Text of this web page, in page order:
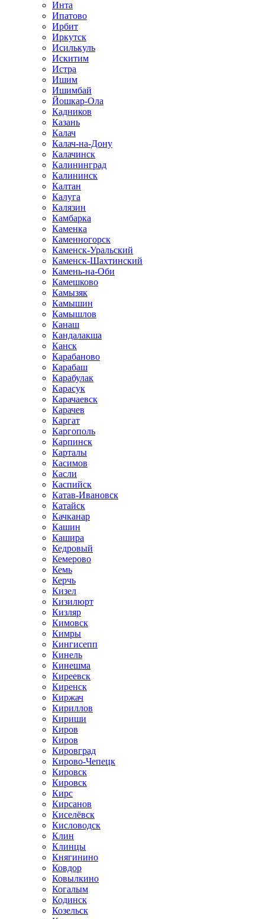
Инта
Ипатово
Ирбит
Иркутск
Исилькуль
Искитим
Истра
Ишим
Ишимбай
Йошкар-Ола
Кадников
Казань
Калач
Калач-на-Дону
Калачинск
Калининград
Калининск
Калтан
Калуга
Калязин
Камбарка
Каменка
Каменногорск
Каменск-Уральский
Каменск-Шахтинский
Камень-на-Оби
Камешково
Камызяк
Камышин
Камышлов
Канаш
Кандалакша
Канск
Карабаново
Карабаш
Карабулак
Карасук
Карачаевск
Карачев
Каргат
Каргополь
Карпинск
Карталы
Касимов
Касли
Каспийск
Катав-Ивановск
Катайск
Качканар
Кашин
Кашира
Кедровый
Кемерово
Кемь
Керчь
Кизел
Кизилюрт
Кизляр
Кимовск
Кимры
Кингисепп
Кинель
Кинешма
Киреевск
Киренск
Киржач
Кириллов
Кириши
Киров
Киров
Кировград
Кирово-Чепецк
Кировск
Кировск
Кирс
Кирсанов
Киселёвск
Кисловодск
Клин
Клинцы
Княгинино
Ковдор
Ковылкино
Когалым
Кодинск
Козельск